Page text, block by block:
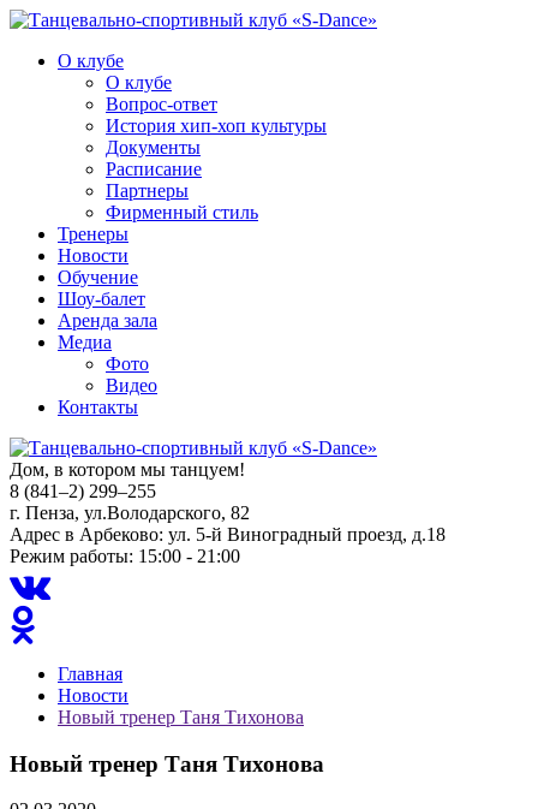
О клубе
О клубе
Вопрос-ответ
История хип-хоп культуры
Документы
Расписание
Партнеры
Фирменный стиль
Тренеры
Новости
Обучение
Шоу-балет
Аренда зала
Медиа
Фото
Видео
Контакты
Дом, в котором мы танцуем!
8 (841–2) 299–255
г. Пенза, ул.Володарского, 82
Адрес в Арбеково: ул. 5-й Виноградный проезд, д.18
Режим работы: 15:00 - 21:00
Главная
Новости
Новый тренер Таня Тихонова
Новый тренер Таня Тихонова